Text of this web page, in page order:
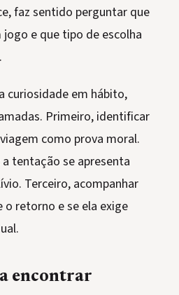
faz sentido perguntar que
e que tipo de escolha
curiosidade em hábito,
Primeiro, identificar
como prova moral.
tentação se apresenta
Terceiro, acompanhar
retorno e se ela exige
encontrar